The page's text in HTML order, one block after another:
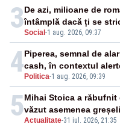
3Social -1 aug. 2026, 09:37
De azi, milioane de
întâmplă dacă ți se
4 Politica-1 aug. 2026, 09:39
Piperea, semnal de
cash, în contextul
5Actualitate-31 iul. 2026, 21:35
Mihai Stoica a răbufnit
văzut asemenea